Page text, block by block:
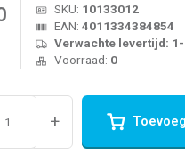
SKU: 10133012
EAN: 4011334384854
Verwachte levertijd:
Voorraad: 0
+